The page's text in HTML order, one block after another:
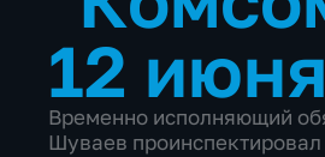
12
Временно исполняющий
Шуваев